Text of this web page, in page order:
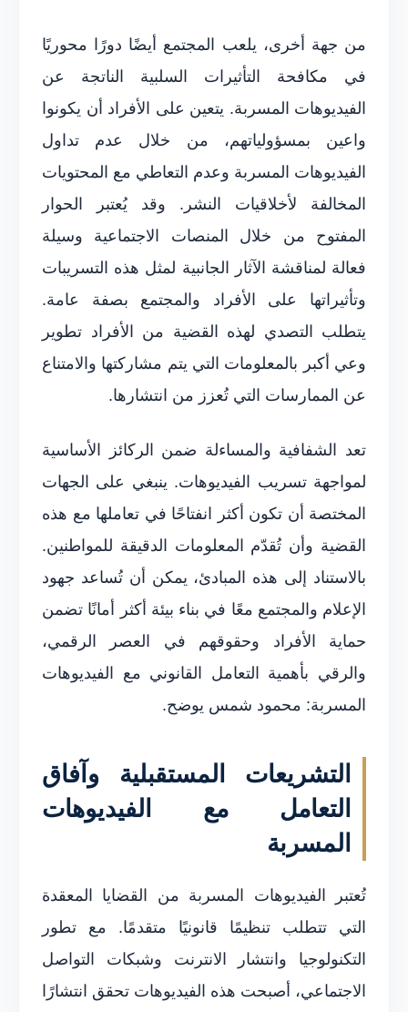
من جهة أخرى، يلعب المجتمع أيضًا دورًا محوريًا
في مكافحة التأثيرات السلبية الناتجة عن
الفيديوهات المسربة. يتعين على الأفراد أن يكونوا
واعين بمسؤولياتهم، من خلال عدم تداول
الفيديوهات المسربة وعدم التعاطي مع المحتويات
المخالفة لأخلاقيات النشر. وقد يُعتبر الحوار
المفتوح من خلال المنصات الاجتماعية وسيلة
فعالة لمناقشة الآثار الجانبية لمثل هذه التسريبات
وتأثيراتها على الأفراد والمجتمع بصفة عامة.
يتطلب التصدي لهذه القضية من الأفراد تطوير
وعي أكبر بالمعلومات التي يتم مشاركتها والامتناع
عن الممارسات التي تُعزز من انتشارها.
تعد الشفافية والمساءلة ضمن الركائز الأساسية
لمواجهة تسريب الفيديوهات. ينبغي على الجهات
المختصة أن تكون أكثر انفتاحًا في تعاملها مع هذه
القضية وأن تُقدّم المعلومات الدقيقة للمواطنين.
بالاستناد إلى هذه المبادئ، يمكن أن تُساعد جهود
الإعلام والمجتمع معًا في بناء بيئة أكثر أمانًا تضمن
حماية الأفراد وحقوقهم في العصر الرقمي،
والرقي بأهمية التعامل القانوني مع الفيديوهات
المسربة: محمود شمس يوضح.
التشريعات المستقبلية وآفاق
التعامل مع الفيديوهات
المسربة
تُعتبر الفيديوهات المسربة من القضايا المعقدة
التي تتطلب تنظيمًا قانونيًا متقدمًا. مع تطور
التكنولوجيا وانتشار الانترنت وشبكات التواصل
الاجتماعي، أصبحت هذه الفيديوهات تحقق انتشارًا